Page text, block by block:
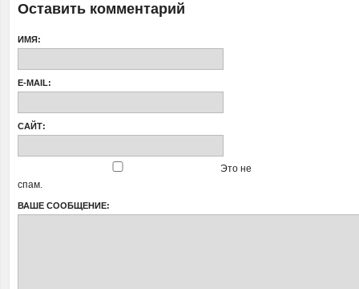
Оставить комментарий
ИМЯ:
E-MAIL:
САЙТ:
Это не
спам.
ВАШЕ СООБЩЕНИЕ: